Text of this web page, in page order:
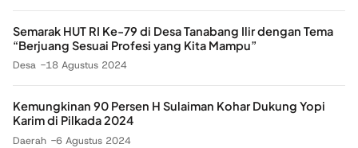
Semarak HUT RI Ke-79 di Desa Tanabang Ilir dengan Tema
“Berjuang Sesuai Profesi yang Kita Mampu”
Desa 18 Agustus 2024
Kemungkinan 90 Persen H Sulaiman Kohar Dukung Yopi
Karim di Pilkada 2024
Daerah 6 Agustus 2024